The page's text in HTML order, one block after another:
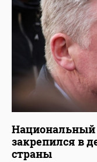
Национальный
закрепился в
страны